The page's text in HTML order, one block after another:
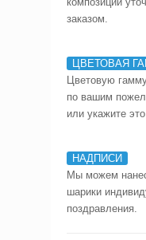
заказом.
ЦВЕТОВАЯ
Цветовую
по вашим
или укажите
НАДПИСИ
Мы можем
шарики
поздравления.